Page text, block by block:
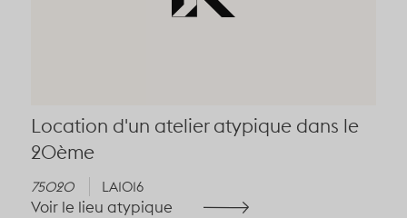
Location d'un atelier atypique dans le
20ème
75020 LA1016
Voir le lieu atypique